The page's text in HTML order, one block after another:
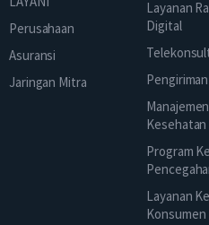
Perusahaan
Asuransi
Jaringan Mitra
Layanan
Digital
Manajemen
Program
Layanan
Konsumen